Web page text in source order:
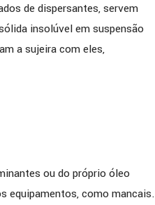
de dispersantes, servem
insolúvel em suspensão
a sujeira com eles,
ou do próprio óleo
equipamentos, como mancais.